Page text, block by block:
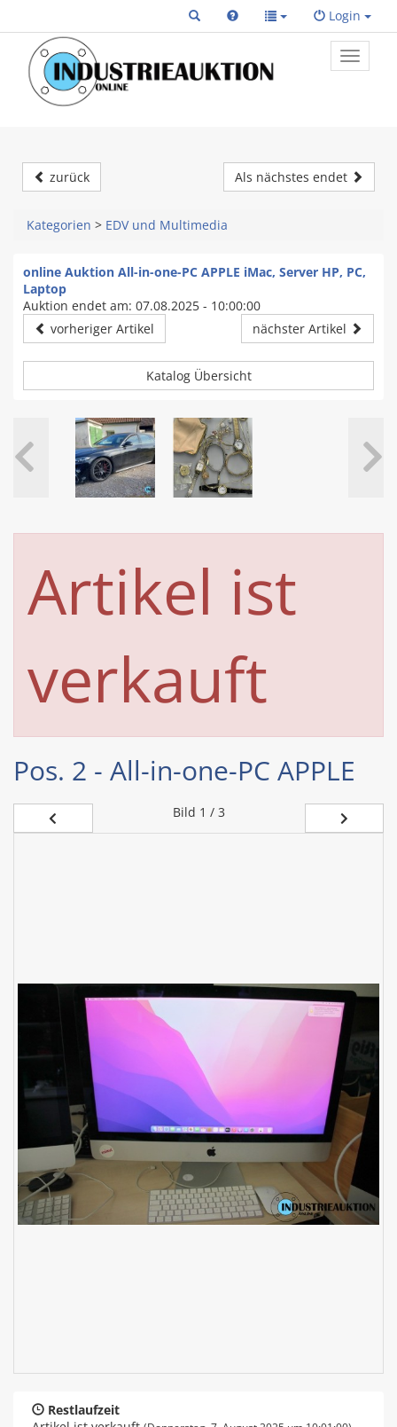
Login
Toggle
primary
zurück Als nächstes endet
Kategorien > EDV und Multimedia
online Auktion All-in-one-PC APPLE iMac, Server HP, PC,
Laptop
Auktion endet am: 07.08.2025 - 10:00:00
vorheriger Artikel
nächster Artikel
Katalog Übersicht
Artikel ist
verkauft
Pos. 2 - All-in-one-PC APPLE
Bild 1 / 3
Restlaufzeit